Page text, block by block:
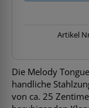
Artikel
Die Melody
handliche
von ca. 25